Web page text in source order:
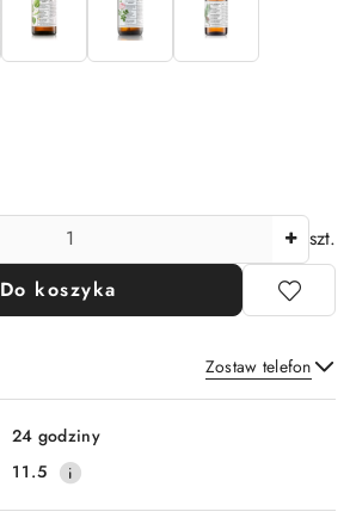
szt.
Do koszyka
Zostaw telefon
Wyślij
24 godziny
11.5